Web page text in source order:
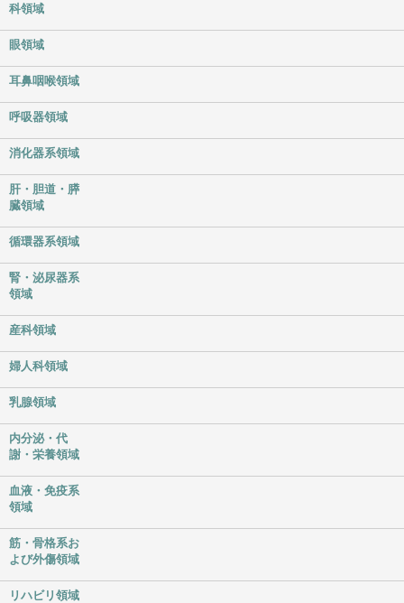
科領域
眼領域
耳鼻咽喉領域
呼吸器領域
消化器系領域
肝・胆道・膵
臓領域
循環器系領域
腎・泌尿器系
領域
産科領域
婦人科領域
乳腺領域
内分泌・代
謝・栄養領域
血液・免疫系
領域
筋・骨格系お
よび外傷領域
リハビリ領域